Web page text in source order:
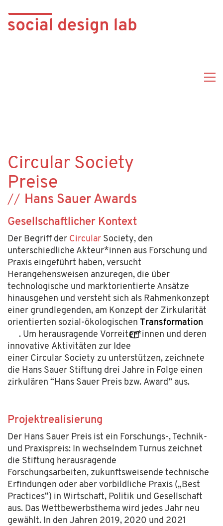
Circular Society
Preise
Hans Sauer Awards
Gesellschaftlicher Kontext
Der Begriff der Circular Society, den
unterschiedliche Akteur*innen aus Forschung und
Praxis eingeführt haben, versucht
Herangehensweisen anzuregen, die über
technologische und marktorientierte Ansätze
hinausgehen und versteht sich als Rahmenkonzept
einer grundlegenden, am Konzept der Zirkularität
orientierten sozial-ökologischen Transformation
. Um herausragende Vorreiter*innen und deren
innovative Aktivitäten zur Idee
einer Circular Society zu unterstützen, zeichnete
die Hans Sauer Stiftung drei Jahre in Folge einen
zirkulären “ Hans Sauer Preis bzw. Award” aus.
Projektrealisierung
Der Hans Sauer Preis ist ein Forschungs-, Technik-
und Praxispreis: In wechselndem Turnus zeichnet
die Stiftung herausragende
Forschungsarbeiten, zukunftsweisende technische
Erfindungen oder aber vorbildliche Praxis („Best
Practices“) in Wirtschaft, Politik und Gesellschaft
aus. Das Wettbewerbsthema wird jedes Jahr neu
gewählt. In den Jahren 2019, 2020 und 2021